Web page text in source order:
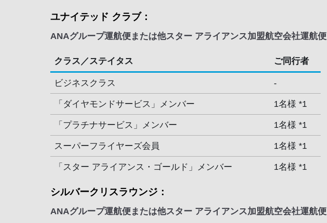
ユナイテッド クラブ：
ANAグループ運航便または他スター アライアンス加盟航空会社運航便
クラス／ステイタス ご同行者
ビジネスクラス -
「ダイヤモンドサービス」メンバー 1名様 *1
「プラチナサービス」メンバー 1名様 *1
スーパーフライヤーズ会員 1名様 *1
「スター アライアンス・ゴールド」メンバー 1名様 *1
シルバークリスラウンジ：
ANAグループ運航便または他スター アライアンス加盟航空会社運航便